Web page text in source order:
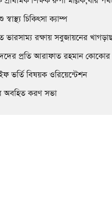
চিকিৎসা ক্যাম্প
ভারসাম্য রক্ষায় সবুজায়নের
প্রতি আরাফাত রহমান কোকোর
ভর্তি বিষয়ক ওরিয়েন্টেশন
অবহিত করণ সভা